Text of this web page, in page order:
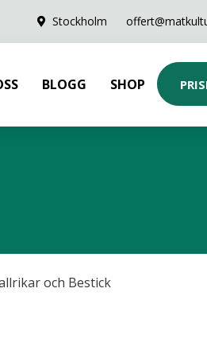
Stockholm
BLOGG SHOP
och Bestick